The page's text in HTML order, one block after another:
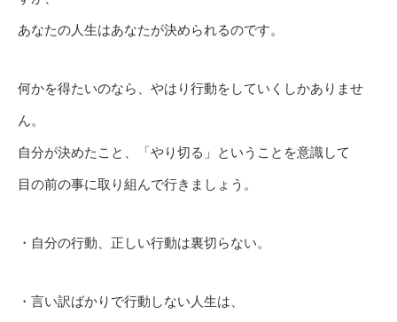
あなたの人生はあなたが決められるのです。
何かを得たいのなら、やはり行動をしていくしかありませ
ん。
自分が決めたこと、「やり切る」ということを意識して
目の前の事に取り組んで行きましょう。
・自分の行動、正しい行動は裏切らない。
・言い訳ばかりで行動しない人生は、